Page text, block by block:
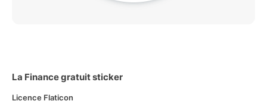
La Finance gratuit sticker
Licence Flaticon